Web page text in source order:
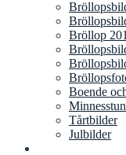
Bröllop
Boende
Tårtbilder
Julbilder